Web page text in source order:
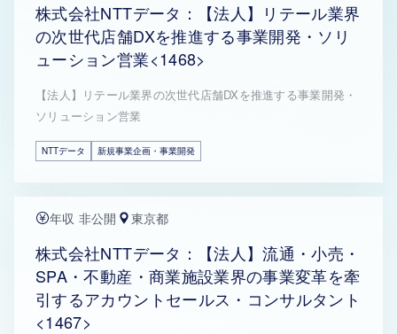
株式会社NTTデータ：【法人】リテール業界
の次世代店舗DXを推進する事業開発・ソリ
ューション営業<1468>
【法人】リテール業界の次世代店舗DXを推進する事業開発・
ソリューション営業
NTTデータ 新規事業企画・事業開発
年収 非公開 東京都
株式会社NTTデータ：【法人】流通・小売・
SPA・不動産・商業施設業界の事業変革を牽
引するアカウントセールス・コンサルタント
<1467>